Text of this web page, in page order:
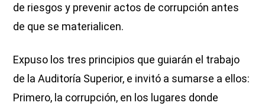
de riesgos y prevenir actos de corrupción antes
de que se materialicen.
Expuso los tres principios que guiarán el trabajo
de la Auditoría Superior, e invitó a sumarse a ellos:
Primero, la corrupción, en los lugares donde